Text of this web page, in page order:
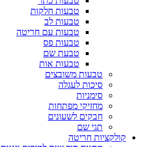
טבעות חלקות
טבעות לב
טבעות עם חריטה
טבעות פס
טבעת שם
טבעות אות
טבעות משובצים
סיכות לעגלה
סימניות
מחזיקי מפתחות
חבקים לשעונים
תגי שם
קולקציות חריטה